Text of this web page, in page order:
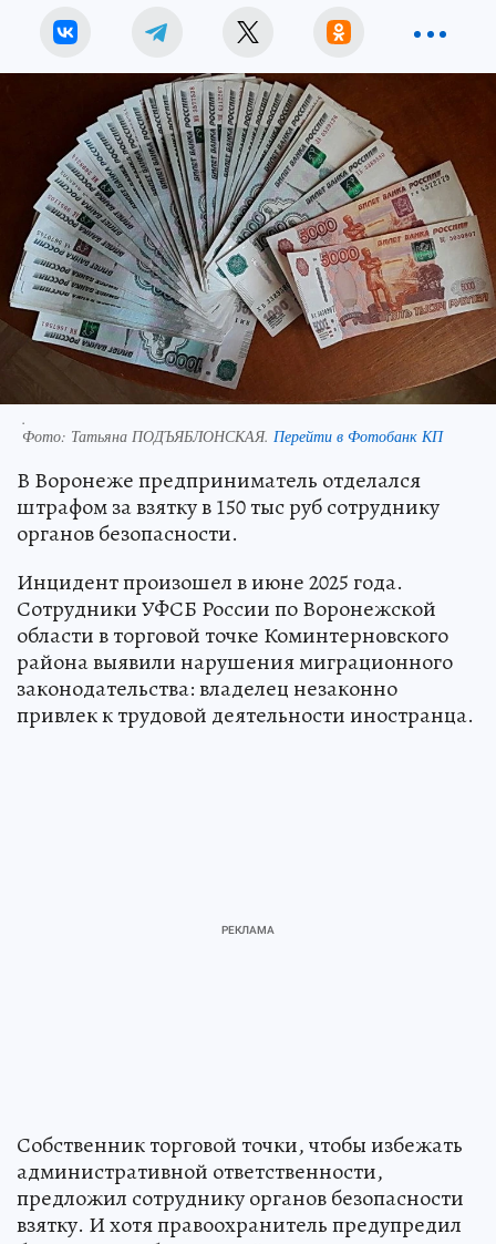
.
Фото: Татьяна ПОДЪЯБЛОНСКАЯ. Перейти в Фотобанк КП
В Воронеже предприниматель отделался
штрафом за взятку в 150 тыс руб сотруднику
органов безопасности.
Инцидент произошел в июне 2025 года.
Сотрудники УФСБ России по Воронежской
области в торговой точке Коминтерновского
района выявили нарушения миграционного
законодательства: владелец незаконно
привлек к трудовой деятельности иностранца.
Собственник торговой точки, чтобы избежать
административной ответственности,
предложил сотруднику органов безопасности
взятку. И хотя правоохранитель предупредил